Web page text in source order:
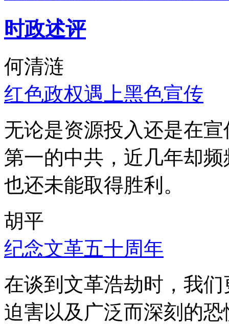
时政述评
何清涟
红色政权遇上黑色宣传
无论是资源投入还是在
第一的中共，近几年却
也还未能取得胜利。
胡平
纪念文革五十周年
在谈到文革浩劫时，我
迫害以及广泛而深刻的